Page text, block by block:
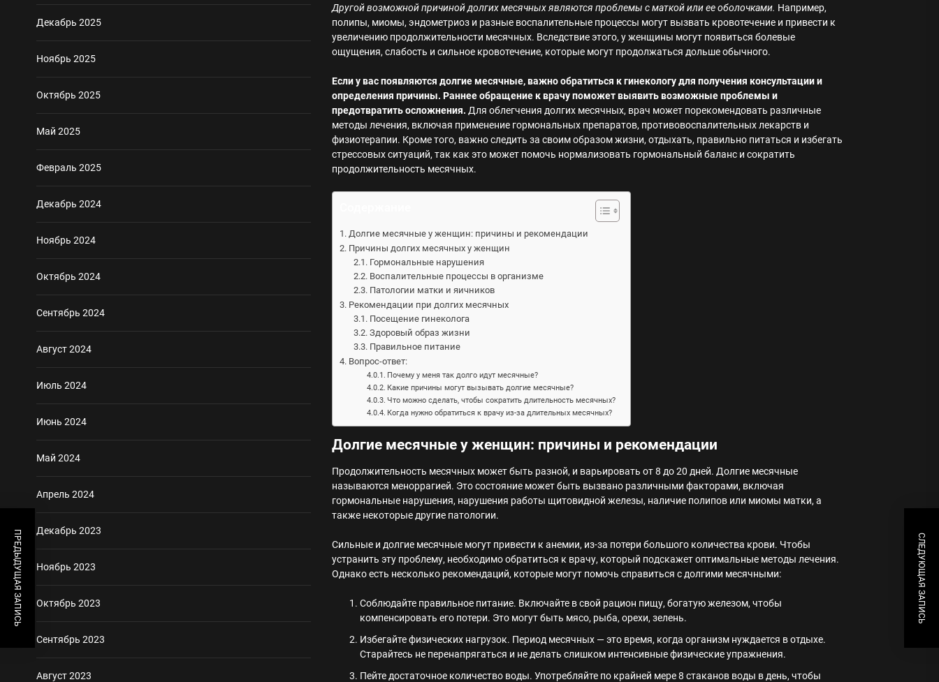
Другой возможной причиной долгих месячных являются проблемы с маткой или ее оболочками. Например,
полипы, миомы, эндометриоз и разные воспалительные процессы могут вызвать кровотечение и привести к
увеличению продолжительности месячных. Вследствие этого, у женщины могут появиться болевые
ощущения, слабость и сильное кровотечение, которые могут продолжаться дольше обычного.
Если у вас появляются долгие месячные, важно обратиться к гинекологу для получения консультации и
определения причины. Раннее обращение к врачу поможет выявить возможные проблемы и
предотвратить осложнения. Для облегчения долгих месячных, врач может порекомендовать различные
методы лечения, включая применение гормональных препаратов, противовоспалительных лекарств и
физиотерапии. Кроме того, важно следить за своим образом жизни, отдыхать, правильно питаться и избегать
стрессовых ситуаций, так как это может помочь нормализовать гормональный баланс и сократить
продолжительность месячных.
Долгие месячные у женщин: причины и рекомендации
Причины долгих месячных у женщин
Гормональные нарушения
Воспалительные процессы в организме
Патологии матки и яичников
Рекомендации при долгих месячных
Посещение гинеколога
Здоровый образ жизни
Правильное питание
Вопрос-ответ:
Почему у меня так долго идут месячные?
Какие причины могут вызывать долгие месячные?
Что можно сделать, чтобы сократить длительность месячных?
Когда нужно обратиться к врачу из-за длительных месячных?
Долгие месячные у женщин: причины и рекомендации
Продолжительность месячных может быть разной, и варьировать от 8 до 20 дней. Долгие месячные
называются меноррагией. Это состояние может быть вызвано различными факторами, включая
гормональные нарушения, нарушения работы щитовидной железы, наличие полипов или миомы матки, а
также некоторые другие патологии.
Сильные и долгие месячные могут привести к анемии, из-за потери большого количества крови. Чтобы
устранить эту проблему, необходимо обратиться к врачу, который подскажет оптимальные методы лечения.
Однако есть несколько рекомендаций, которые могут помочь справиться с долгими месячными:
Соблюдайте правильное питание. Включайте в свой рацион пищу, богатую железом, чтобы
компенсировать его потери. Это могут быть мясо, рыба, орехи, зелень.
Избегайте физических нагрузок. Период месячных — это время, когда организм нуждается в отдыхе.
Старайтесь не перенапрягаться и не делать слишком интенсивные физические упражнения.
Пейте достаточное количество воды. Употребляйте по крайней мере 8 стаканов воды в день, чтобы
ПРЕДЫДУЩАЯ ЗАПИСЬ СЛЕДУЮЩАЯ ЗАПИСЬ
Декабрь 2025
Ноябрь 2025
Октябрь 2025
Май 2025
Февраль 2025
Декабрь 2024
Ноябрь 2024
Октябрь 2024
Сентябрь 2024
Август 2024
Июль 2024
Июнь 2024
Май 2024
Апрель 2024
Декабрь 2023
Ноябрь 2023
Октябрь 2023
Сентябрь 2023
Август 2023